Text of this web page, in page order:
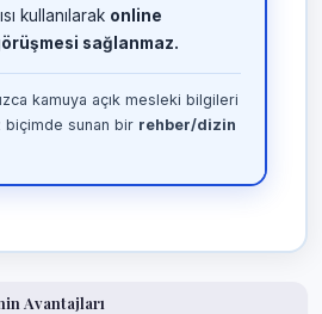
kullanılarak online
sağlanmaz.
kamuya açık mesleki bilgileri
biçimde sunan bir rehber/dizin
Avantajları